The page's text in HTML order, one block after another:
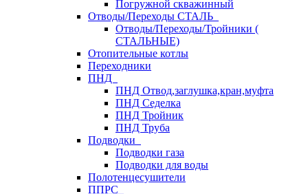
Погружной скважинный
Отводы/Переходы СТАЛЬ
Отводы/Переходы/Тройники (
СТАЛЬНЫЕ)
Отопительные котлы
Переходники
ПНД
ПНД Отвод,заглушка,кран,муфта
ПНД Седелка
ПНД Тройник
ПНД Труба
Подводки
Подводки газа
Подводки для воды
Полотенцесушители
ППРС